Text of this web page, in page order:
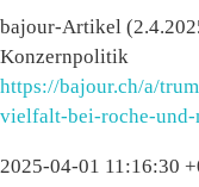
bajour-Artikel
Konzernpolitik
https://bajour.ch/a/
vielfalt-bei-roche-und-
2025-04-01 11:16:30